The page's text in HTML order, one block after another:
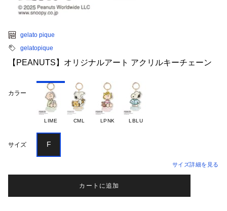
gelato pique
gelatopique
【PEANUTS】オリジナルアート アクリルキーチェーン
カラー
LIME CML LPNK LBLU
サイズ F
サイズ詳細を見る
カートに追加